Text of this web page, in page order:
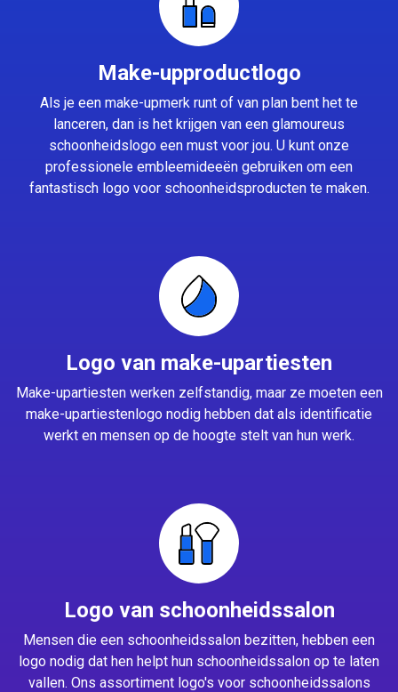
Make-upproductlogo
Als je een make-upmerk runt of van plan bent het te
lanceren, dan is het krijgen van een glamoureus
schoonheidslogo een must voor jou. U kunt onze
professionele embleemideeën gebruiken om een
fantastisch logo voor schoonheidsproducten te maken.
Logo van make-upartiesten
Make-upartiesten werken zelfstandig, maar ze moeten een
make-upartiestenlogo nodig hebben dat als identificatie
werkt en mensen op de hoogte stelt van hun werk.
Logo van schoonheidssalon
Mensen die een schoonheidssalon bezitten, hebben een
logo nodig dat hen helpt hun schoonheidssalon op te laten
vallen. Ons assortiment logo's voor schoonheidssalons